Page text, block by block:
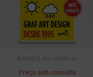
Preço sob consulta